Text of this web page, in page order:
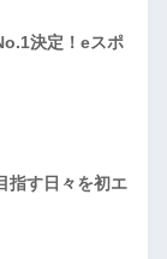
決定！eスポ
指す日々を初エ